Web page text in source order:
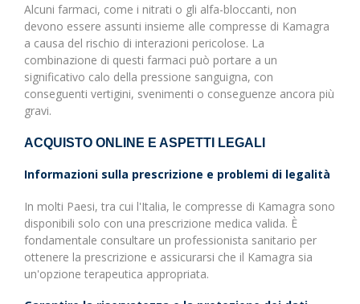
Alcuni farmaci, come i nitrati o gli alfa-bloccanti, non
devono essere assunti insieme alle compresse di Kamagra
a causa del rischio di interazioni pericolose. La
combinazione di questi farmaci può portare a un
significativo calo della pressione sanguigna, con
conseguenti vertigini, svenimenti o conseguenze ancora più
gravi.
ACQUISTO ONLINE E ASPETTI LEGALI
Informazioni sulla prescrizione e problemi di legalità
In molti Paesi, tra cui l'Italia, le compresse di Kamagra sono
disponibili solo con una prescrizione medica valida. È
fondamentale consultare un professionista sanitario per
ottenere la prescrizione e assicurarsi che il Kamagra sia
un'opzione terapeutica appropriata.